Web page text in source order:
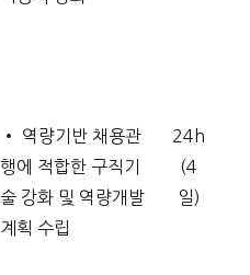
• 역량기반 채용관
행에 적합한 구직기
술 강화 및 역량개발
계획 수립
24h
(4
일)